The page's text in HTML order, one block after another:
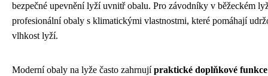
bezpečné upevnění lyží uvnitř obalu. Pro závodníky v běžeckém
profesionální obaly s klimatickými vlastnostmi, které pomáhají
vlhkost lyží.
Moderní obaly na lyže často zahrnujípraktické doplňkové funkce